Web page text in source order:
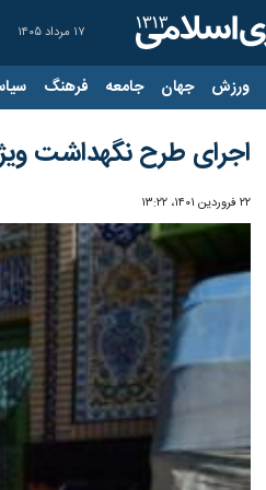
۱۷ مرداد ۱۴۰۵
ورزش جهان جامعه فرهنگ
اجرای طرح نگهداشت
۲۲ فروردین ۱۴۰۱، ۱۳:۲۲